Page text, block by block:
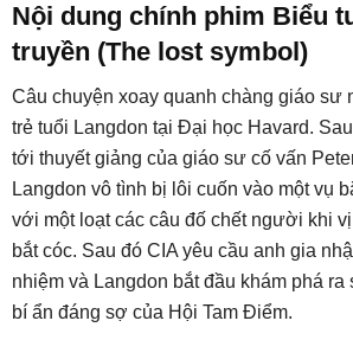
Nội dung chính phim Biểu
truyền (The lost symbol)
Câu chuyện xoay quanh chàng giáo sư
trẻ tuổi Langdon tại Đại học Havard.
tới thuyết giảng của giáo sư cố vấn
Langdon vô tình bị lôi cuốn vào một vụ
với một loạt các câu đố chết người khi
bắt cóc. Sau đó CIA yêu cầu anh gia
nhiệm và Langdon bắt đầu khám phá
bí ẩn đáng sợ của Hội Tam Điểm.